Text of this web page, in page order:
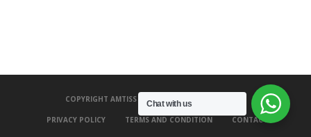
COPYRIGHT AMTISS 2020 - ALL RIGHTS RESERVED.
PRIVACY POLICY TERMS AND CONDITION CONTACT
Chat with us